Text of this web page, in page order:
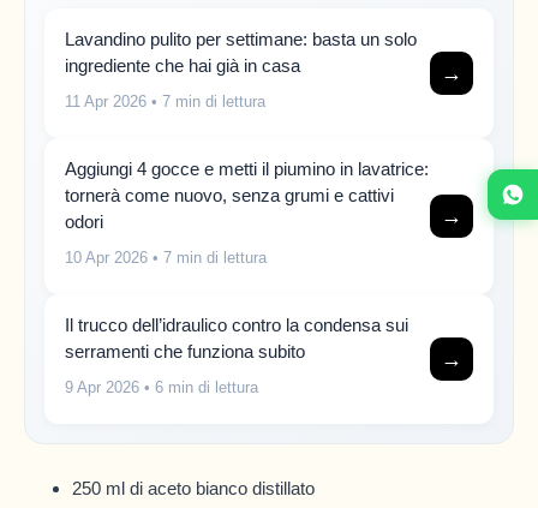
Lavandino pulito per settimane: basta un solo
ingrediente che hai già in casa
11 Apr 2026 • 7 min di lettura
→
Aggiungi 4 gocce e metti il piumino in lavatrice:
tornerà come nuovo, senza grumi e cattivi
odori
10 Apr 2026 • 7 min di lettura
→
Il trucco dell’idraulico contro la condensa sui
serramenti che funziona subito
9 Apr 2026 • 6 min di lettura
→
250 ml di aceto bianco distillato